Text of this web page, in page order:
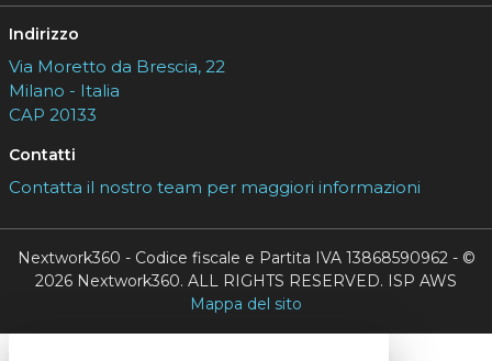
Indirizzo
Via Moretto da Brescia, 22
Milano - Italia
CAP 20133
Contatti
Contatta il nostro team per maggiori informazioni
Nextwork360 - Codice fiscale e Partita IVA 13868590962 - ©
2026 Nextwork360. ALL RIGHTS RESERVED. ISP AWS
Mappa del sito